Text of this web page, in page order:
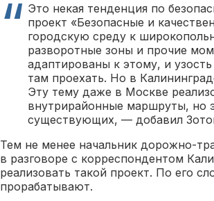
Это некая тенденция по
проект «Безопасные и
городскую среду к
разворотные зоны и прочие
адаптированы к этому, и
там проехать. Но в
Эту тему даже в Москве
внутрирайонные маршруты, но
существующих, — добавил
Тем не менее начальник дорожно-
в разговоре с корреспондентом
реализовать такой проект. По его
прорабатывают.